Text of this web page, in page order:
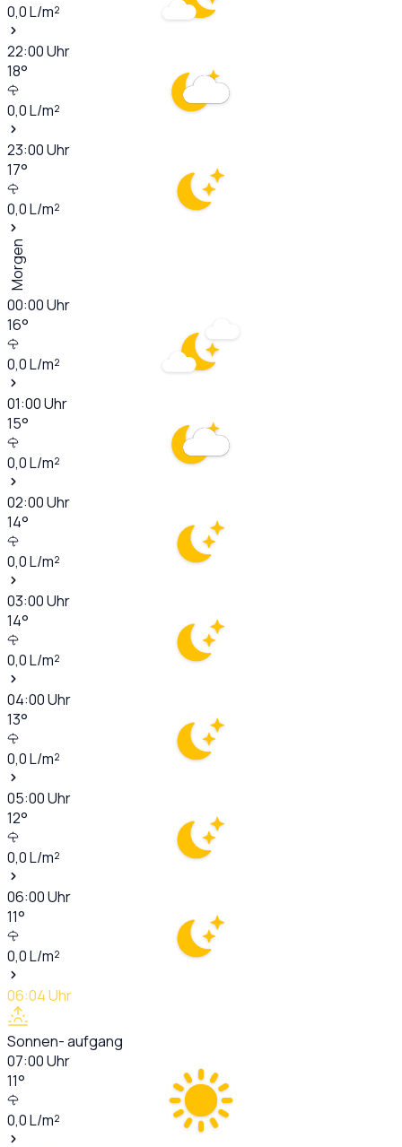
0,0L/m²
22:00Uhr
18°
0,0L/m²
23:00Uhr
17°
0,0L/m²
Morgen
00:00Uhr
16°
0,0L/m²
01:00Uhr
15°
0,0L/m²
02:00Uhr
14°
0,0L/m²
03:00Uhr
14°
0,0L/m²
04:00Uhr
13°
0,0L/m²
05:00Uhr
12°
0,0L/m²
06:00Uhr
11°
0,0L/m²
06:04Uhr
Sonnen- aufgang
07:00Uhr
11°
0,0L/m²